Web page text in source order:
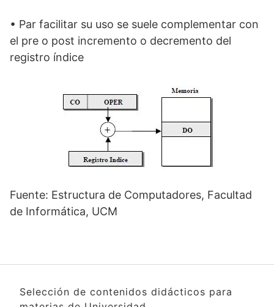
• Par facilitar su uso se suele complementar con
el pre o post incremento o decremento del
registro índice
Fuente: Estructura de Computadores, Facultad
de Informática, UCM
Selección de contenidos didácticos para